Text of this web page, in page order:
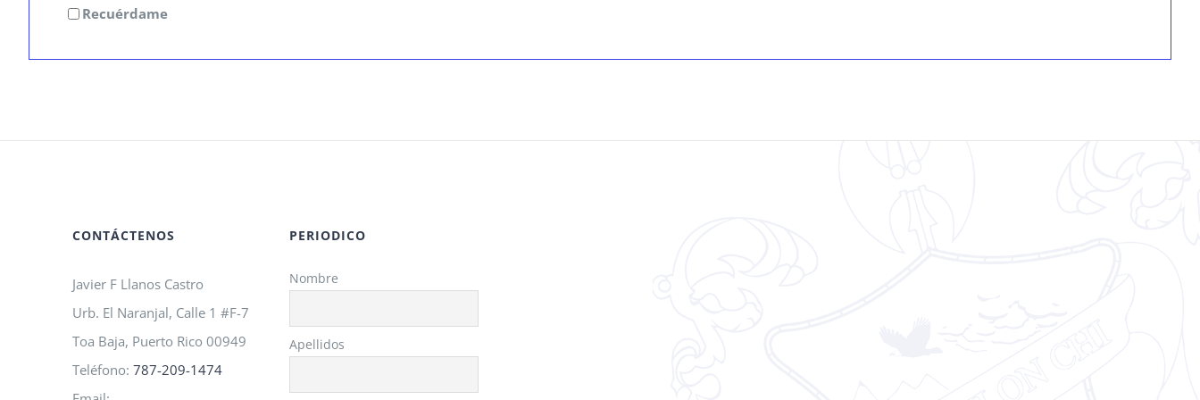
Recuérdame
CONTÁCTENOS
Javier F Llanos Castro
Urb. El Naranjal, Calle 1 #F-7
Toa Baja, Puerto Rico 00949
Teléfono:787-209-1474
PERIODICO
Nombre
Apellidos